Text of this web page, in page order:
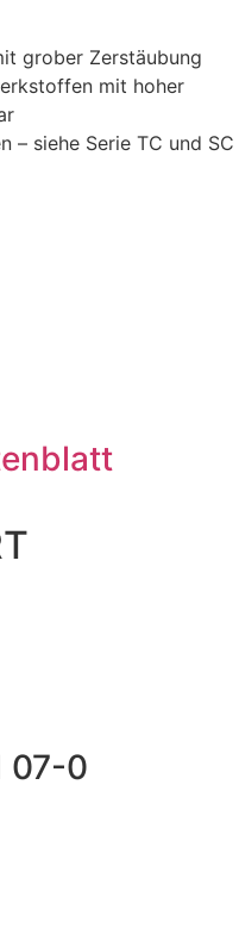
grober Zerstäubung
mit hoher
– siehe Serie TC und SC
07-0